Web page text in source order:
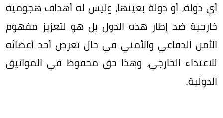
أي دولة، أو دولة بعينها، وليس له أهداف هجومية
خارجية ضد إطار هذه الدول بل هو لتعزيز مفهوم
الأمن الدفاعي والأمني في حال تعرض أحد أعضائه
للاعتداء الخارجي، وهذا حق محفوظ في المواثيق
الدولية.